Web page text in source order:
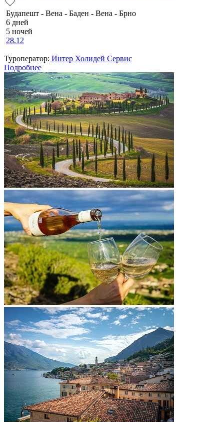
Будапешт - Вена - Баден - Вена - Брно
6 дней
5 ночей
28.12
Туроператор: Интер Холидей Сервис
Подробнее